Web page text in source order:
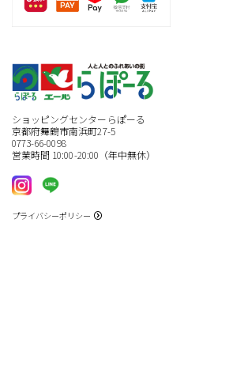
ショッピングセンターらぽーる
京都府舞鶴市南浜町27-5
0773-66-0098
営業時間 10:00-20:00（年中無休）
プライバシーポリシー